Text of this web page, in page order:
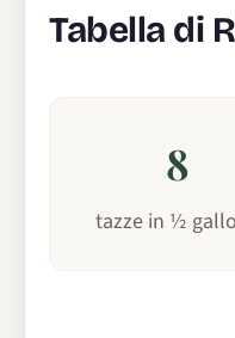
Tabella di
8
tazze in ½